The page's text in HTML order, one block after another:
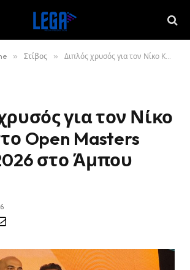
» Στίβος » Διπλός χρυσός για τον Νίκο Κόκκο στο Open Masters Games 2026 στο Άμπου Ντάμπι
για τον Νίκο
Open Masters
στο Άμπου